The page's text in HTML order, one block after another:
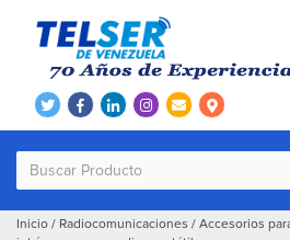
Inicio / Radiocomunicaciones / Accesorios